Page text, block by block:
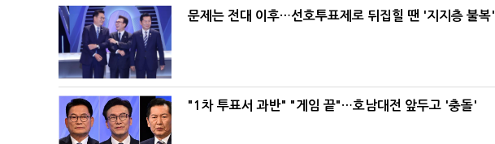
문제는 전대 이후…선호투표제로 뒤집힐 땐 '지지층 불복'
"1차 투표서 과반" "게임 끝"…호남대전 앞두고 '충돌'